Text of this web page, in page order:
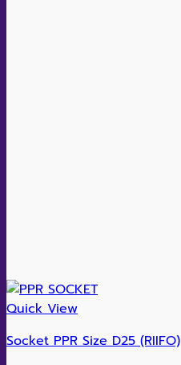
Quick View
Socket PPR Size D25 (RIIFO)